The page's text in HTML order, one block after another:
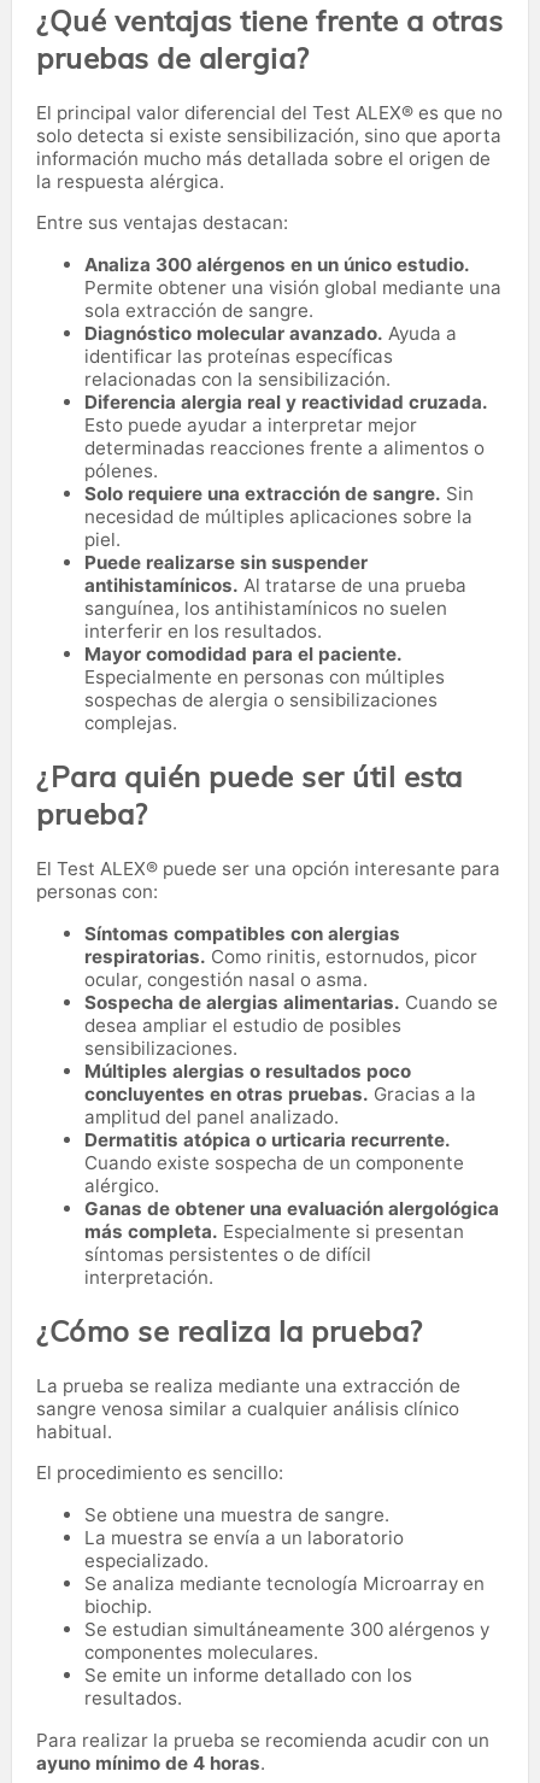
¿Qué ventajas tiene frente a otras
pruebas de alergia?
El principal valor diferencial del Test ALEX® es que no
solo detecta si existe sensibilización, sino que aporta
información mucho más detallada sobre el origen de
la respuesta alérgica.
Entre sus ventajas destacan:
Analiza 300 alérgenos en un único estudio.
Permite obtener una visión global mediante una
sola extracción de sangre.
Diagnóstico molecular avanzado. Ayuda a
identificar las proteínas específicas
relacionadas con la sensibilización.
Diferencia alergia real y reactividad cruzada.
Esto puede ayudar a interpretar mejor
determinadas reacciones frente a alimentos o
pólenes.
Solo requiere una extracción de sangre. Sin
necesidad de múltiples aplicaciones sobre la
piel.
Puede realizarse sin suspender
antihistamínicos. Al tratarse de una prueba
sanguínea, los antihistamínicos no suelen
interferir en los resultados.
Mayor comodidad para el paciente.
Especialmente en personas con múltiples
sospechas de alergia o sensibilizaciones
complejas.
¿Para quién puede ser útil esta
prueba?
El Test ALEX® puede ser una opción interesante para
personas con:
Síntomas compatibles con alergias
respiratorias. Como rinitis, estornudos, picor
ocular, congestión nasal o asma.
Sospecha de alergias alimentarias. Cuando se
desea ampliar el estudio de posibles
sensibilizaciones.
Múltiples alergias o resultados poco
concluyentes en otras pruebas. Gracias a la
amplitud del panel analizado.
Dermatitis atópica o urticaria recurrente.
Cuando existe sospecha de un componente
alérgico.
Ganas de obtener una evaluación alergológica
más completa. Especialmente si presentan
síntomas persistentes o de difícil
interpretación.
¿Cómo se realiza la prueba?
La prueba se realiza mediante una extracción de
sangre venosa similar a cualquier análisis clínico
habitual.
El procedimiento es sencillo:
Se obtiene una muestra de sangre.
La muestra se envía a un laboratorio
especializado.
Se analiza mediante tecnología Microarray en
biochip.
Se estudian simultáneamente 300 alérgenos y
componentes moleculares.
Se emite un informe detallado con los
resultados.
Para realizar la prueba se recomienda acudir con un
ayuno mínimo de 4 horas.